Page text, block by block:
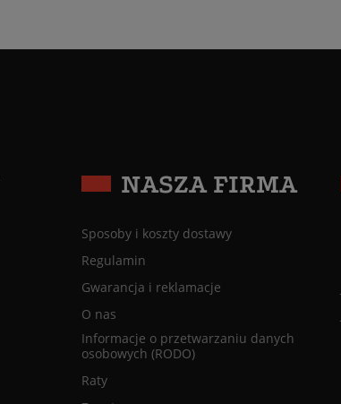
NASZA FIRMA
Sposoby i koszty dostawy
Regulamin
Gwarancja i reklamacje
O nas
Informacje o przetwarzaniu danych
osobowych (RODO)
Raty